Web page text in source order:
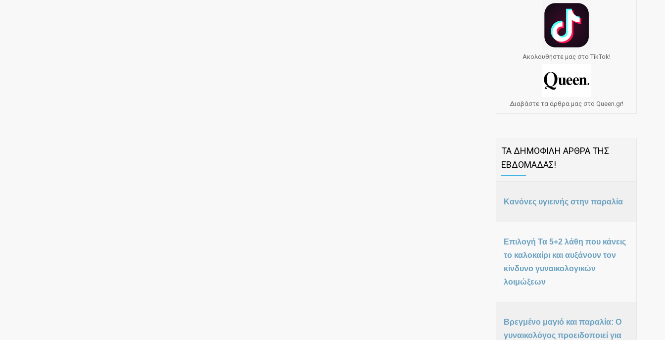
Ακολουθήστε μας στο TikTok!
Διαβάστε τα άρθρα μας στο Queen.gr!
ΤΑ ΔΗΜΟΦΙΛΗ ΑΡΘΡΑ ΤΗΣ
ΕΒΔΟΜΑΔΑΣ!
Κανόνες υγιεινής στην παραλία
Επιλογή Τα 5+2 λάθη που κάνεις
το καλοκαίρι και αυξάνουν τον
κίνδυνο γυναικολογικών
λοιμώξεων
Βρεγμένο μαγιό και παραλία: Ο
γυναικολόγος προειδοποιεί για